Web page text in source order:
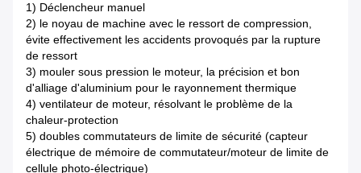
1) Déclencheur manuel
2) le noyau de machine avec le ressort de compression,
évite effectivement les accidents provoqués par la rupture
de ressort
3) mouler sous pression le moteur, la précision et bon
d'alliage d'aluminium pour le rayonnement thermique
4) ventilateur de moteur, résolvant le problème de la
chaleur-protection
5) doubles commutateurs de limite de sécurité (capteur
électrique de mémoire de commutateur/moteur de limite de
cellule photo-électrique)